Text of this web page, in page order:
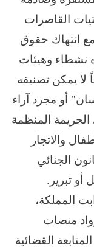
القاصرات
انتهاك حقوق
نشطاء وهيئات
لا يمكن تصنيفه
أو مجرد آراء
المنظمة
والاتجار
الجنائي
أو تبرير.
المملكة،
منصات
القضائية